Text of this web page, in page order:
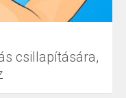
csillapítására,